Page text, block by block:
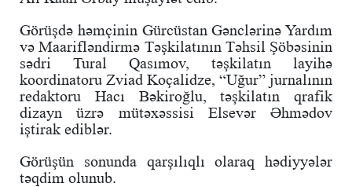
Görüşdə həmçinin Gürcüstan Gənclərinə Yardım
və Maarifləndirmə Təşkilatının Təhsil Şöbəsinin
sədri Tural Qasımov, təşkilatın layihə
koordinatoru Zviad Koçalidze, “Uğur” jurnalının
redaktoru Hacı Bəkiroğlu, təşkilatın qrafik
dizayn üzrə mütəxəssisi Elsevər Əhmədov
iştirak ediblər.
Görüşün sonunda qarşılıqlı olaraq hədiyyələr
təqdim olunub.